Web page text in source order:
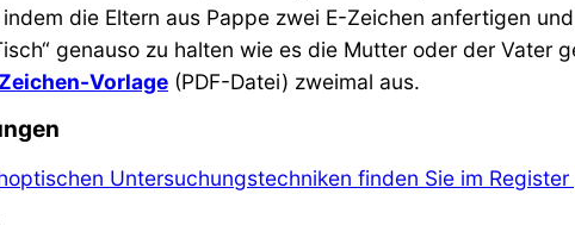
die Eltern aus Pappe zwei E-Zeichen anfertigen
genauso zu halten wie es die Mutter oder der Vater
Vorlage (PDF-Datei) zweimal aus.
Untersuchungstechniken finden Sie im Register